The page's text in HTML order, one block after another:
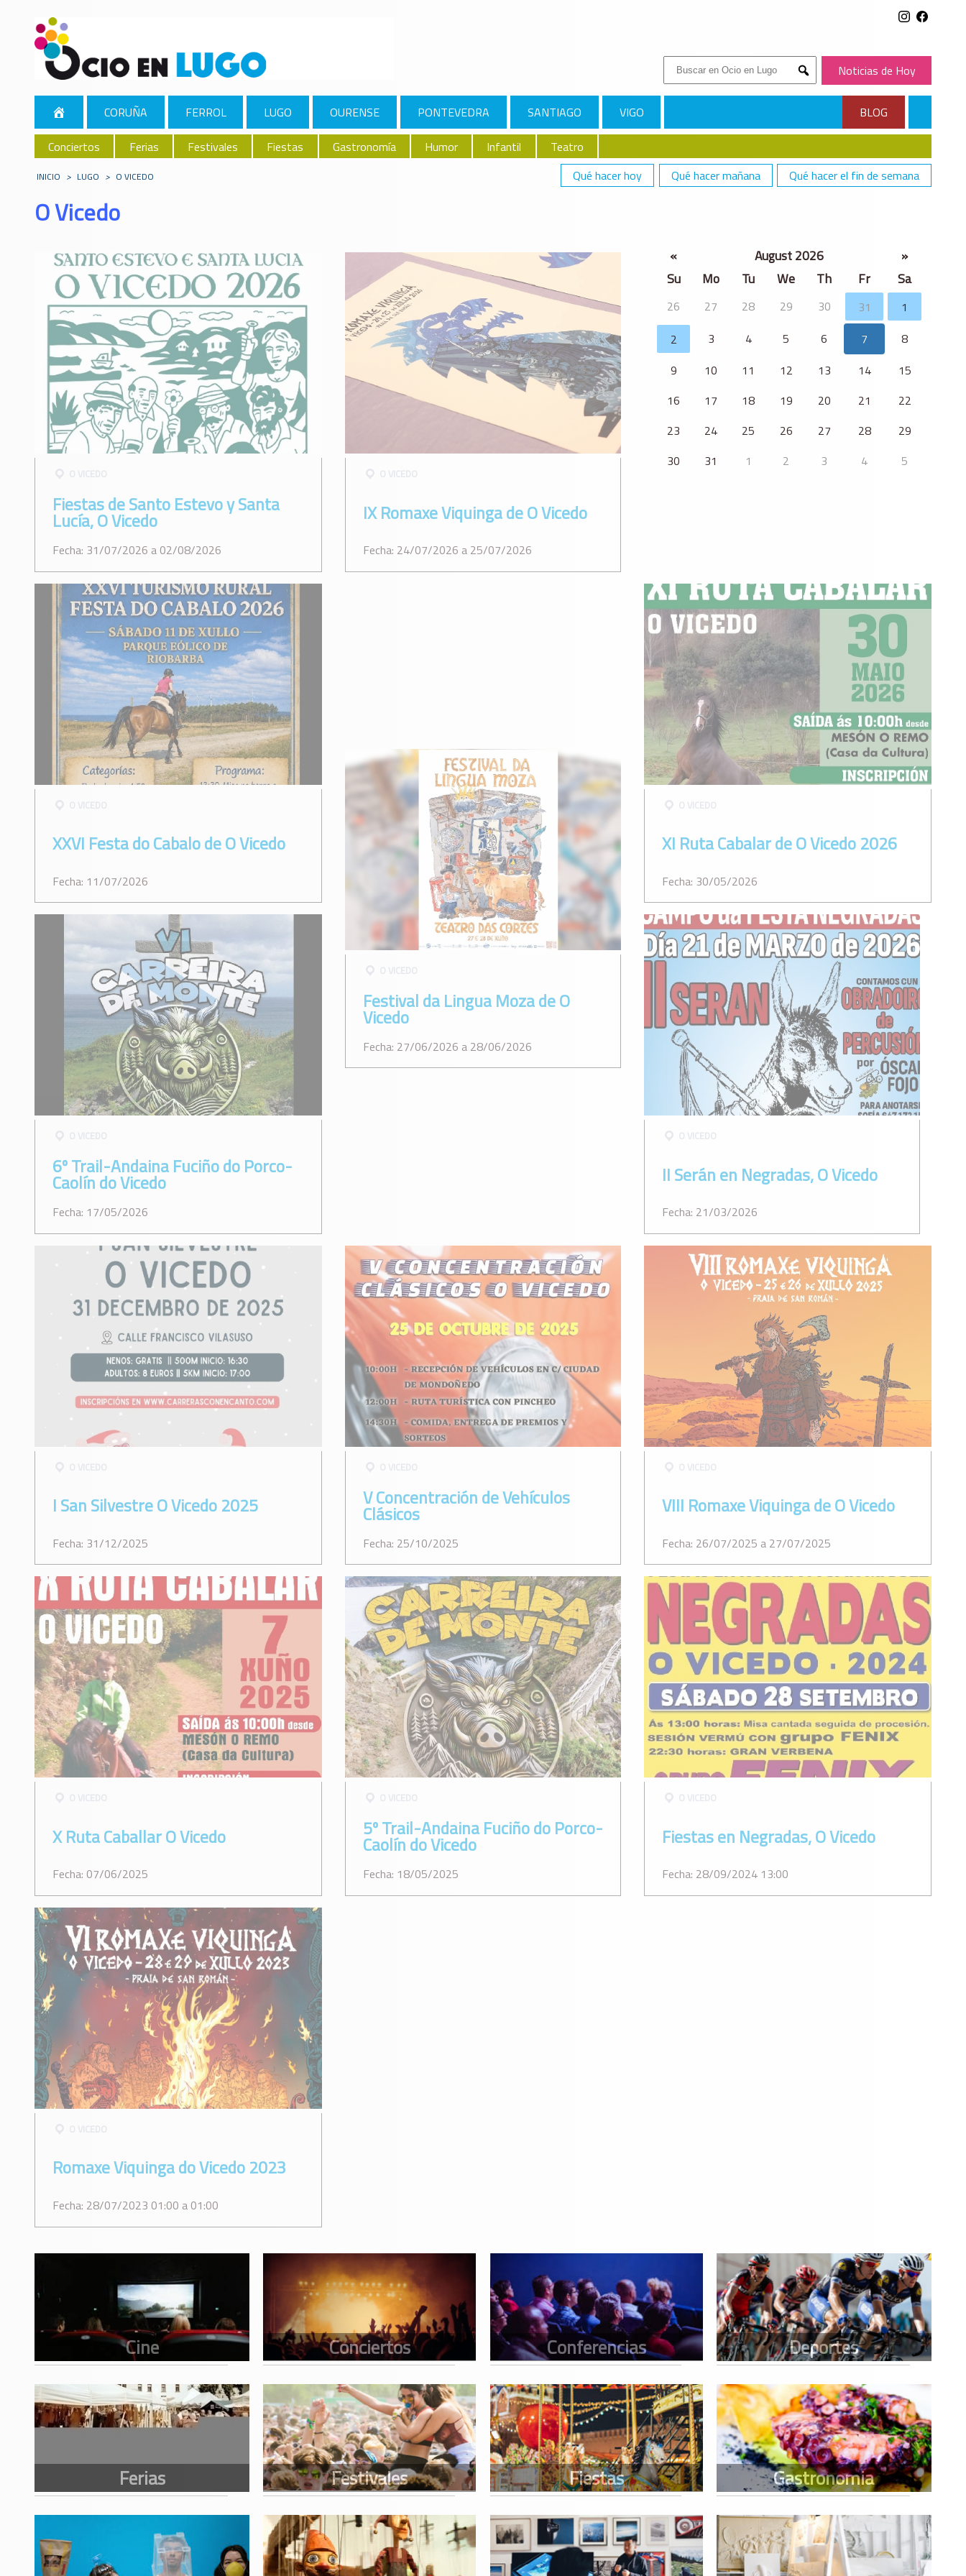
Buscar:
Submit
Noticias de Hoy
CORUÑA FERROL LUGO OURENSE PONTEVEDRA SANTIAGO VIGO
BLOG
Conciertos
Ferias Festivales Fiestas Gastronomía Humor Infantil
Teatro
Qué hacer hoy
Qué hacer mañana Qué hacer el fin de semana
INICIO > LUGO > O VICEDO
O Vicedo
« August 2026
»
Su
Mo Tu We Th Fr Sa
26 27 28 29 30 31
1
2
3 4 5 6 7
8
9
10 11 12 13 14
15
16
17 18 19 20 21
22
23
24 25 26 27 28
29
30
31 1 2 3 4 5
Fiestas de Santo Estevo y Santa
Lucía, O Vicedo
Fecha: 31/07/2026 a 02/08/2026
O VICEDO
IX Romaxe Viquinga de O Vicedo
Fecha: 24/07/2026 a 25/07/2026
XXVI Festa do Cabalo de O Vicedo
Fecha: 11/07/2026
O VICEDO
Festival da Lingua Moza de O
Vicedo
Fecha: 27/06/2026 a 28/06/2026
O VICEDO
XI Ruta Cabalar de O Vicedo 2026
Fecha: 30/05/2026
6º Trail-Andaina Fuciño do Porco-
Caolín do Vicedo
Fecha: 17/05/2026
O VICEDO
II Serán en Negradas, O Vicedo
Fecha: 21/03/2026
I San Silvestre O Vicedo 2025
Fecha: 31/12/2025
O VICEDO
V Concentración de Vehículos
Clásicos
Fecha: 25/10/2025
O VICEDO
VIII Romaxe Viquinga de O Vicedo
Fecha: 26/07/2025 a 27/07/2025
X Ruta Caballar O Vicedo
Fecha: 07/06/2025
O VICEDO
5º Trail-Andaina Fuciño do Porco-
Caolín do Vicedo
Fecha: 18/05/2025
O VICEDO
Fiestas en Negradas, O Vicedo
Fecha: 28/09/2024 13:00
Romaxe Viquinga do Vicedo 2023
Fecha: 28/07/2023 01:00 a 01:00